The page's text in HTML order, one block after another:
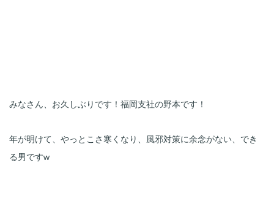
みなさん、お久しぶりです！福岡支社の野本です！
年が明けて、やっとこさ寒くなり、風邪対策に余念がない、でき
る男ですw